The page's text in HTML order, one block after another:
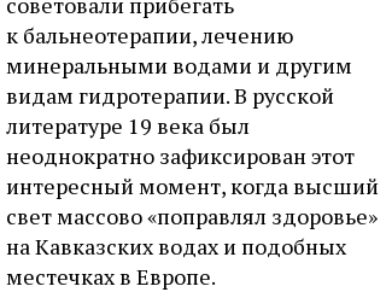
к бальнеотерапии, лечению
минеральными водами и другим
видам гидротерапии. В русской
литературе 19 века был
неоднократно зафиксирован этот
интересный момент, когда высший
свет массово «поправлял здоровье»
на Кавказских водах и подобных
местечках в Европе.